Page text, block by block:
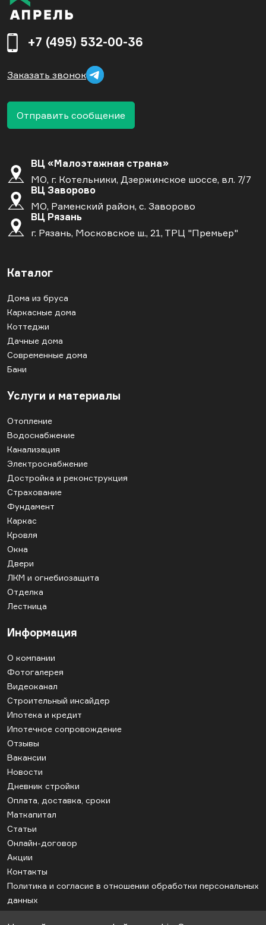
+7 (495) 532-00-36
Заказать звонок
Отправить сообщение
ВЦ «Малоэтажная страна»
МО, г. Котельники, Дзержинское шоссе, вл. 7/7
ВЦ Заворово
МО, Раменский район, с. Заворово
ВЦ Рязань
г. Рязань, Московское ш., 21, ТРЦ "Премьер"
Каталог
Дома из бруса
Каркасные дома
Коттеджи
Дачные дома
Современные дома
Бани
Услуги и материалы
Отопление
Водоснабжение
Канализация
Электроснабжение
Достройка и реконструкция
Страхование
Фундамент
Каркас
Кровля
Окна
Двери
ЛКМ и огнебиозащита
Отделка
Лестница
Информация
О компании
Фотогалерея
Видеоканал
Строительный инсайдер
Ипотека и кредит
Ипотечное сопровождение
Отзывы
Вакансии
Новости
Дневник стройки
Оплата, доставка, сроки
Маткапитал
Статьи
Онлайн-договор
Акции
Контакты
Политика и согласие в отношении обработки персональных
данных
Соглашение об использовании cookie